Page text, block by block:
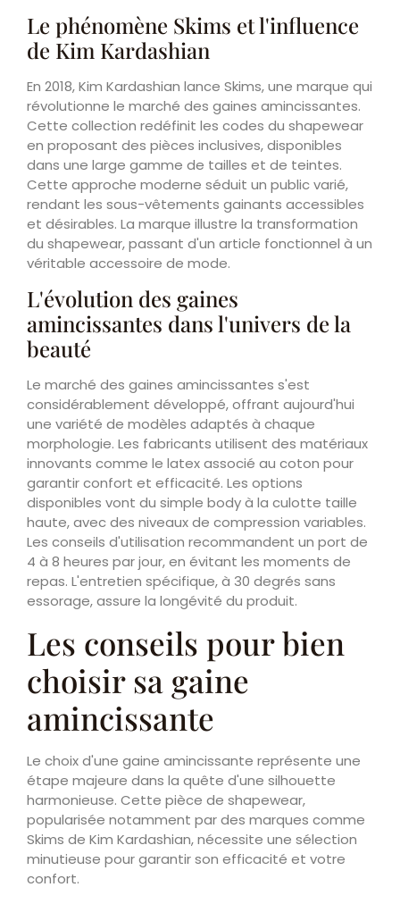
Le phénomène Skims et l'influence
de Kim Kardashian
En 2018, Kim Kardashian lance Skims, une marque qui
révolutionne le marché des gaines amincissantes.
Cette collection redéfinit les codes du shapewear
en proposant des pièces inclusives, disponibles
dans une large gamme de tailles et de teintes.
Cette approche moderne séduit un public varié,
rendant les sous-vêtements gainants accessibles
et désirables. La marque illustre la transformation
du shapewear, passant d'un article fonctionnel à un
véritable accessoire de mode.
L'évolution des gaines
amincissantes dans l'univers de la
beauté
Le marché des gaines amincissantes s'est
considérablement développé, offrant aujourd'hui
une variété de modèles adaptés à chaque
morphologie. Les fabricants utilisent des matériaux
innovants comme le latex associé au coton pour
garantir confort et efficacité. Les options
disponibles vont du simple body à la culotte taille
haute, avec des niveaux de compression variables.
Les conseils d'utilisation recommandent un port de
4 à 8 heures par jour, en évitant les moments de
repas. L'entretien spécifique, à 30 degrés sans
essorage, assure la longévité du produit.
Les conseils pour bien
choisir sa gaine
amincissante
Le choix d'une gaine amincissante représente une
étape majeure dans la quête d'une silhouette
harmonieuse. Cette pièce de shapewear,
popularisée notamment par des marques comme
Skims de Kim Kardashian, nécessite une sélection
minutieuse pour garantir son efficacité et votre
confort.